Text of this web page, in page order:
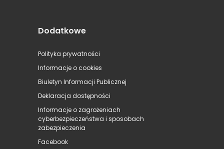
Dodatkowe
Polityka prywatności
Informacje o cookies
Biuletyn Informacji Publicznej
Deklaracja dostępności
Informacje o zagrożeniach
cyberbezpieczeństwa i sposobach
zabezpieczenia
Facebook